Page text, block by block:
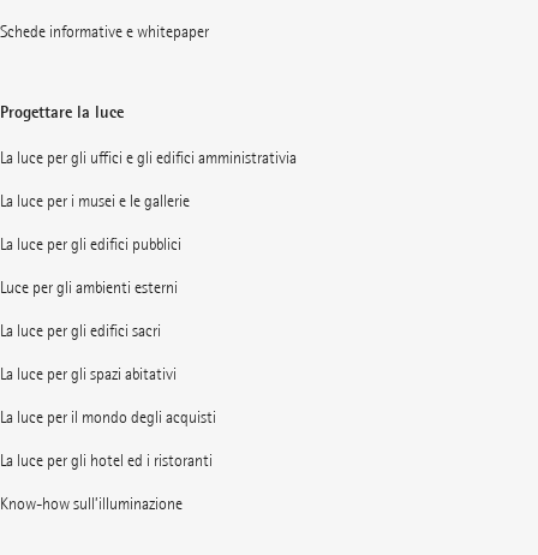
Schede informative e whitepaper
Progettare la luce
La luce per gli uffici e gli edifici amministrativia
La luce per i musei e le gallerie
La luce per gli edifici pubblici
Luce per gli ambienti esterni
La luce per gli edifici sacri
La luce per gli spazi abitativi
La luce per il mondo degli acquisti
La luce per gli hotel ed i ristoranti
Know-how sull’illuminazione